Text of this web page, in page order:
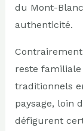
du Mont-
authenticité.
Contrairement
reste
traditionnels
paysage, loin
défigurent